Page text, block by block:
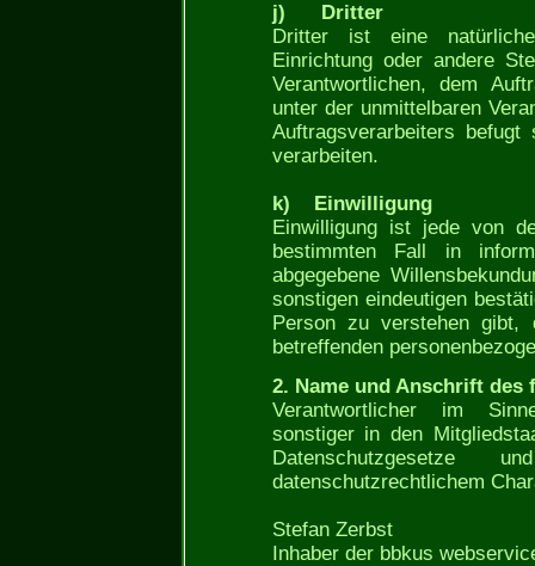
j) Dritter
Dritter ist eine
Einrichtung oder andere
Verantwortlichen, dem
unter der unmittelbaren
Auftragsverarbeiters
verarbeiten.
k) Einwilligung
Einwilligung ist jede von
bestimmten Fall in
abgegebene
sonstigen eindeutigen
Person zu verstehen
betreffenden
2. Name und Anschrift des
Verantwortlicher im
sonstiger in den
Datenschutzgesetze
datenschutzrechtlichem
Stefan Zerbst
Inhaber der bbkus